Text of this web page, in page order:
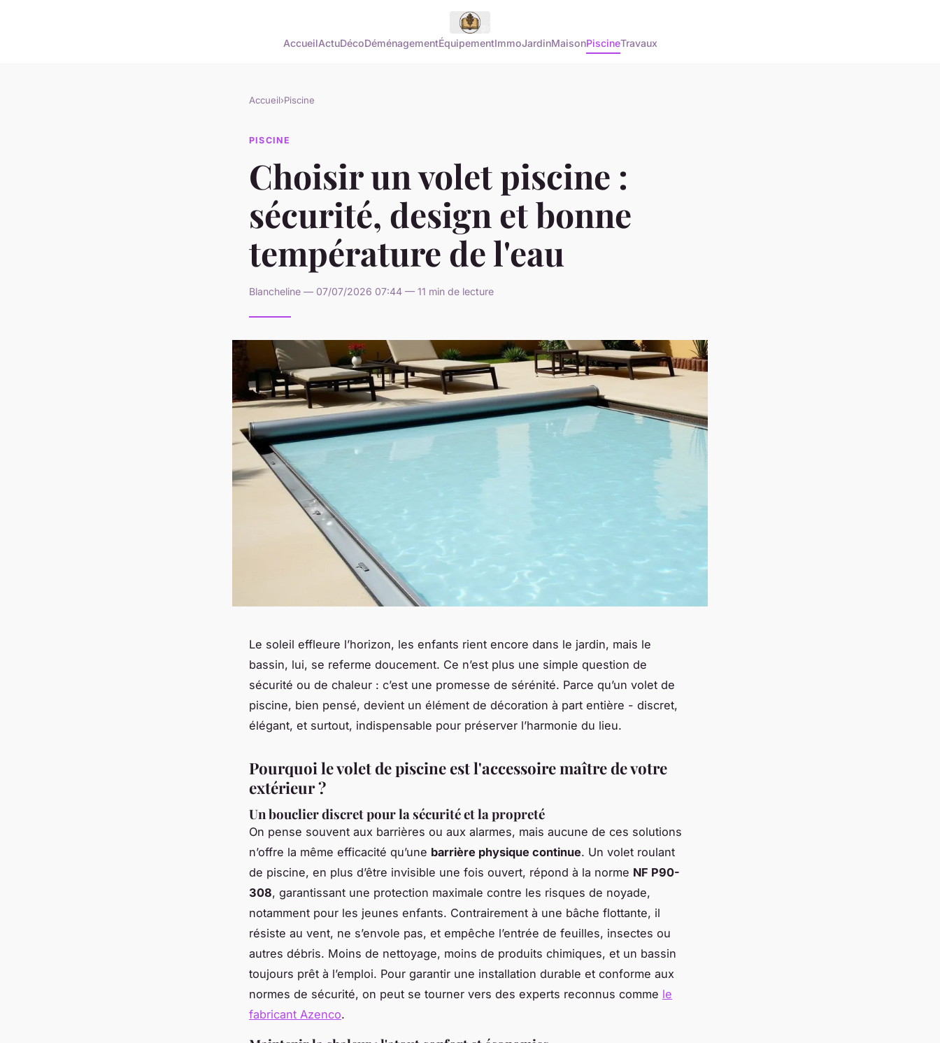
AccueilActuDécoDéménagementÉquipementImmoJardinMaisonPiscineTravaux
Accueil›Piscine
PISCINE
Choisir un volet piscine :
sécurité, design et bonne
température de l'eau
Blancheline — 07/07/2026 07:44 — 11 min de lecture
Le soleil effleure l’horizon, les enfants rient encore dans le jardin, mais le
bassin, lui, se referme doucement. Ce n’est plus une simple question de
sécurité ou de chaleur : c’est une promesse de sérénité. Parce qu’un volet de
piscine, bien pensé, devient un élément de décoration à part entière - discret,
élégant, et surtout, indispensable pour préserver l’harmonie du lieu.
Pourquoi le volet de piscine est l'accessoire maître de votre
extérieur ?
Un bouclier discret pour la sécurité et la propreté
On pense souvent aux barrières ou aux alarmes, mais aucune de ces solutions
n’offre la même efficacité qu’une barrière physique continue. Un volet roulant
de piscine, en plus d’être invisible une fois ouvert, répond à la norme NF P90-
308, garantissant une protection maximale contre les risques de noyade,
notamment pour les jeunes enfants. Contrairement à une bâche flottante, il
résiste au vent, ne s’envole pas, et empêche l’entrée de feuilles, insectes ou
autres débris. Moins de nettoyage, moins de produits chimiques, et un bassin
toujours prêt à l’emploi. Pour garantir une installation durable et conforme aux
normes de sécurité, on peut se tourner vers des experts reconnus comme le
fabricant Azenco.